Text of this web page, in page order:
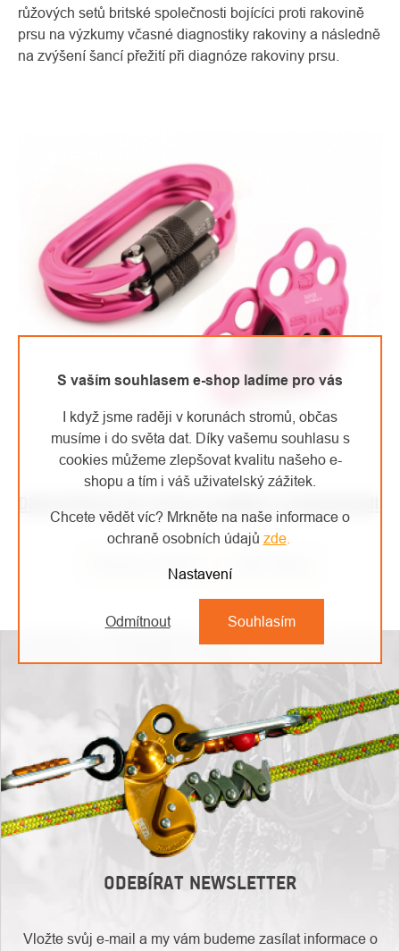
S vaším souhlasem e-shop ladíme pro vás
I když jsme raději v korunách stromů, občas
musíme i do světa dat. Díky vašemu souhlasu s
cookies můžeme zlepšovat kvalitu našeho e-
shopu a tím i váš uživatelský zážitek.
Chcete vědět víc? Mrkněte na naše informace o
ochraně osobních údajů zde.
Nastavení
Odmítnout Souhlasím
růžových setů britské společnosti bojícíci proti rakovině
prsu na výzkumy včasné diagnostiky rakoviny a následně
na zvýšení šancí přežití při diagnóze rakoviny prsu.
Předchozí článek Další článek
ODEBÍRAT NEWSLETTER
Vložte svůj e-mail a my vám budeme zasílat informace o